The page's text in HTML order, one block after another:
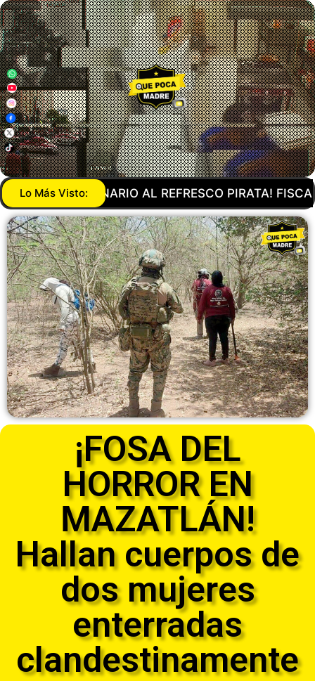
Lo Más Visto:
FISCALÍA DESCUBRE DOS INMUEBLES DONDE
¡FOSA DEL
HORROR EN
MAZATLÁN!
Hallan cuerpos de
dos mujeres
enterradas
clandestinamente